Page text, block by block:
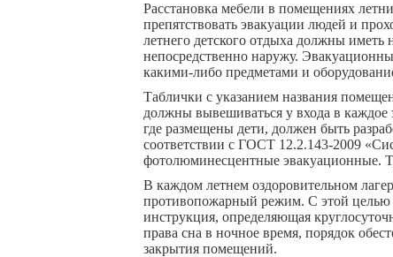
Расстановка мебели в помещениях
препятствовать эвакуации людей и
летнего детского отдыха должны
непосредственно наружу.
какими-либо предметами и
Таблички с указанием названия
должны вывешиваться у входа в
где размещены дети, должен быть
соответствии с ГОСТ 12.2.143-2009
фотолюминесцентные эвакуационные.
В каждом летнем оздоровительном
противопожарный режим. С этой целью
инструкция, определяющая
права сна в ночное время, порядок
закрытия помещений.